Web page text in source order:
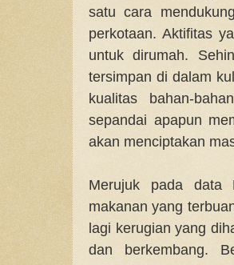
satu cara
perkotaan. Aktifitas
untuk dirumah.
tersimpan di dalam
kualitas bahan-
sepandai apapun
akan menciptakan
Merujuk pada data
makanan yang
lagi kerugian yang
dan berkembang.